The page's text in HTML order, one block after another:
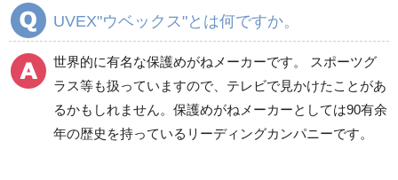
UVEX"ウベックス"とは何ですか。
世界的に有名な保護めがねメーカーです。 スポーツグ
ラス等も扱っていますので、テレビで見かけたことがあ
るかもしれません。保護めがねメーカーとしては90有余
年の歴史を持っているリーディングカンパニーです。